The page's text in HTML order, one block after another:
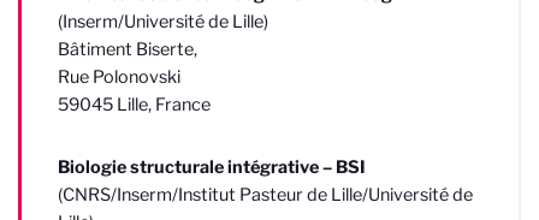
(Inserm/Université de Lille)
Bâtiment Biserte,
Rue Polonovski
59045 Lille, France
Biologie structurale intégrative – BSI
(CNRS/Inserm/Institut Pasteur de Lille/Université de